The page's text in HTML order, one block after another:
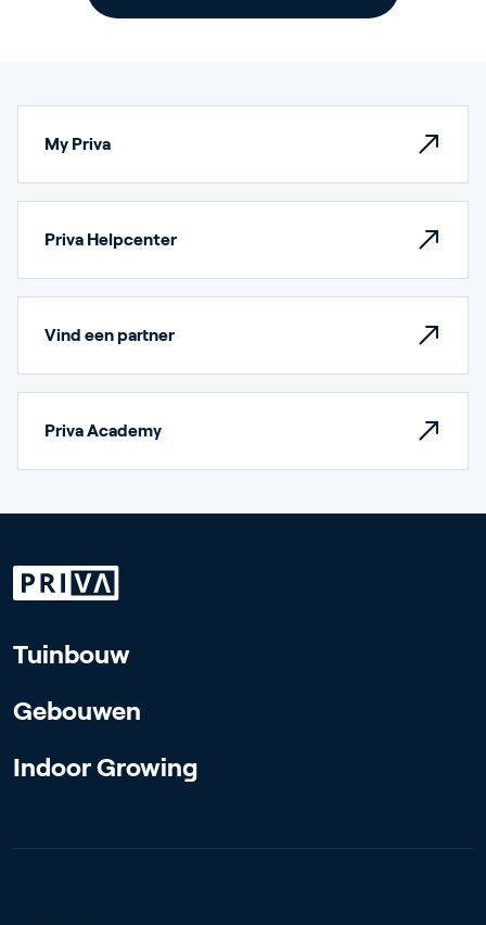
My Priva
Priva Helpcenter
Vind een partner
Priva Academy
Tuinbouw
Gebouwen
Indoor Growing